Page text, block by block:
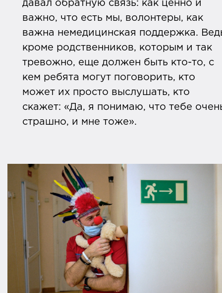
давал обратную связь: как ценно и
важно, что есть мы, волонтеры, как
важна немедицинская поддержка.
кроме родственников, которым и так
тревожно, еще должен быть кто-то, с
кем ребята могут поговорить, кто
может их просто выслушать, кто
скажет: «Да, я понимаю, что тебе
страшно, и мне тоже».